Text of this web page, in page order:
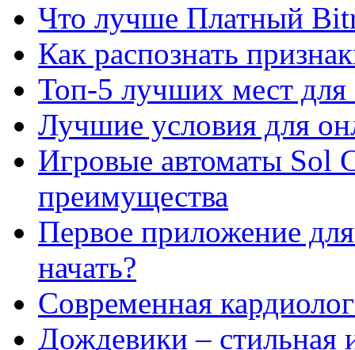
Что лучше Платный
Как распознать
Топ-5 лучших мест для
Лучшие условия для
Игровые автоматы Sol
преимущества
Первое приложение
начать?
Современная
Дождевики – стильная